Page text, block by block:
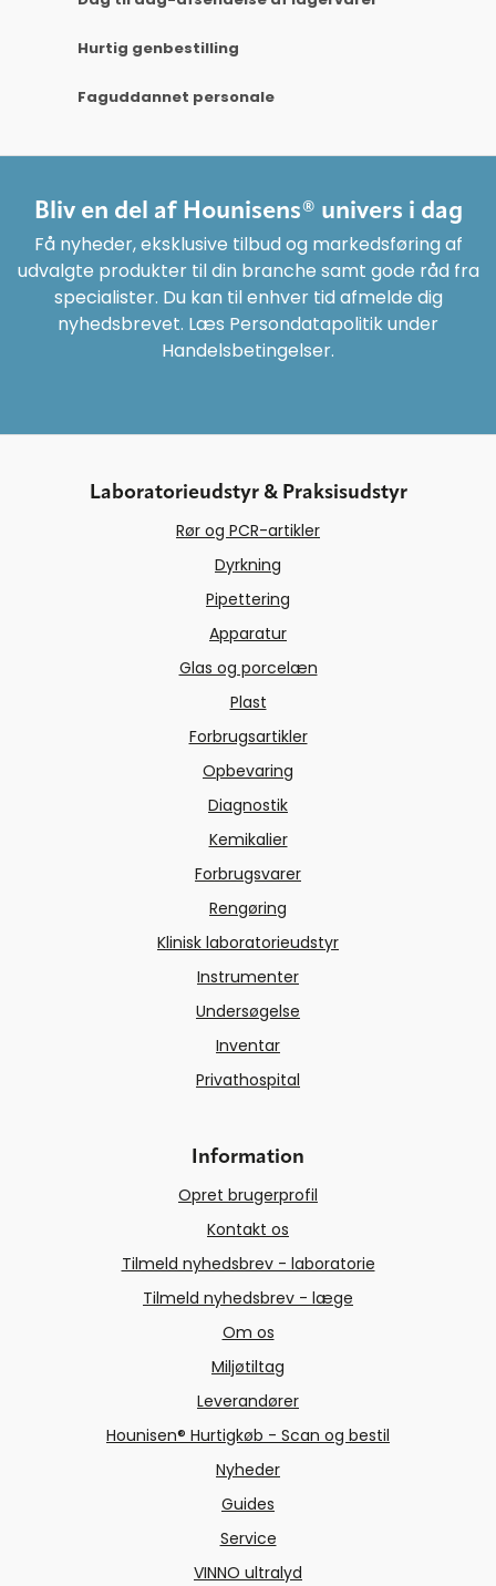
Hurtig genbestilling
Faguddannet personale
Bliv en del af Hounisens® univers i dag
Få nyheder, eksklusive tilbud og markedsføring af
udvalgte produkter til din branche samt gode råd fra
specialister. Du kan til enhver tid afmelde dig
nyhedsbrevet. Læs Persondatapolitik under
Handelsbetingelser.
Laboratorieudstyr & Praksisudstyr
Rør og PCR-artikler
Dyrkning
Pipettering
Apparatur
Glas og porcelæn
Plast
Forbrugsartikler
Opbevaring
Diagnostik
Kemikalier
Forbrugsvarer
Rengøring
Klinisk laboratorieudstyr
Instrumenter
Undersøgelse
Inventar
Privathospital
Information
Opret brugerprofil
Kontakt os
Tilmeld nyhedsbrev - laboratorie
Tilmeld nyhedsbrev - læge
Om os
Miljøtiltag
Leverandører
Hounisen® Hurtigkøb - Scan og bestil
Nyheder
Guides
Service
VINNO ultralyd